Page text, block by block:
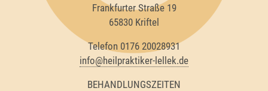
Frankfurter Straße 19
65830 Kriftel
Telefon 0176 20028931
info@heilpraktiker-lellek.de
BEHANDLUNGSZEITEN